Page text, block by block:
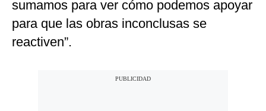
sumamos para ver cómo podemos apoyar
para que las obras inconclusas se
reactiven”.